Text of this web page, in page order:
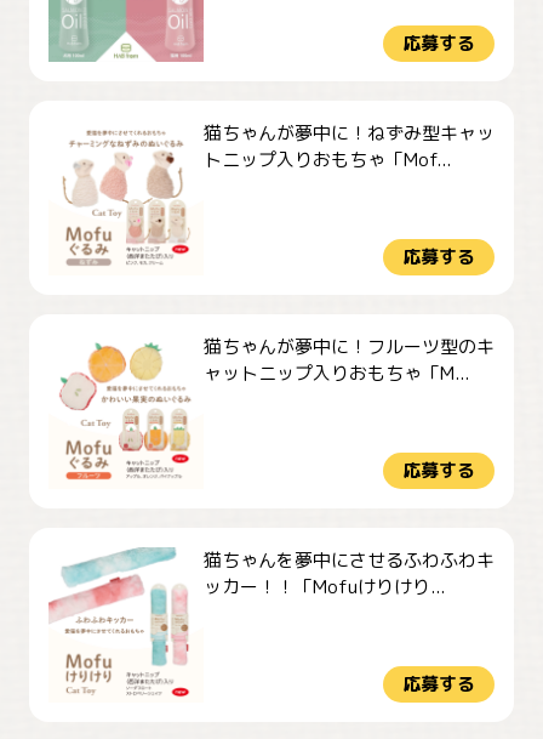
応募する
猫ちゃんが夢中に！ねずみ型キャッ
トニップ入りおもちゃ「Mof...
応募する
猫ちゃんが夢中に！フルーツ型のキ
ャットニップ入りおもちゃ「M...
応募する
猫ちゃんを夢中にさせるふわふわキ
ッカー！！「Mofuけりけり...
応募する